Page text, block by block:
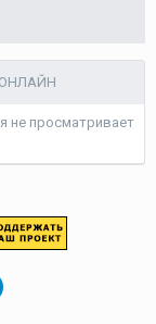
не просматривает